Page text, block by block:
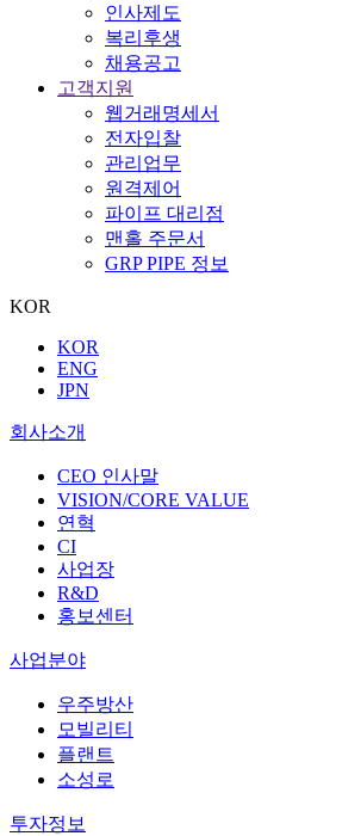
인사제도
복리후생
채용공고
고객지원
웹거래명세서
전자입찰
관리업무
원격제어
파이프 대리점
맨홀 주문서
GRP PIPE 정보
KOR
KOR
ENG
JPN
회사소개
CEO 인사말
VISION/CORE VALUE
연혁
CI
사업장
R&D
홍보센터
사업분야
우주방산
모빌리티
플랜트
소성로
투자정보